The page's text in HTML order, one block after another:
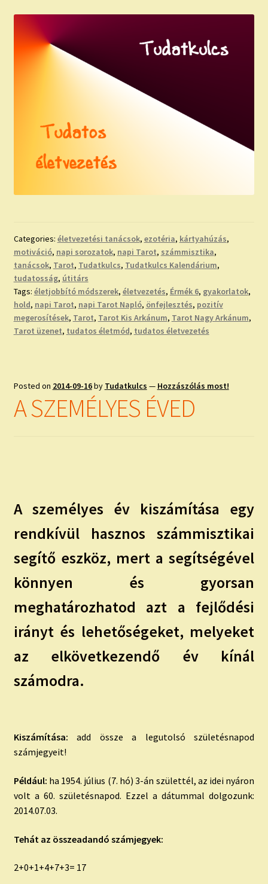
Categories: életvezetési tanácsok, ezotéria, kártyahúzás,
motiváció, napi sorozatok, napi Tarot, számmisztika,
tanácsok, Tarot, Tudatkulcs, Tudatkulcs Kalendárium,
tudatosság, útitárs
Tags: életjobbító módszerek, életvezetés, Érmék 6, gyakorlatok,
hold, napi Tarot, napi Tarot Napló, önfejlesztés, pozitív
megerosítések, Tarot, Tarot Kis Arkánum, Tarot Nagy Arkánum,
Tarot üzenet, tudatos életmód, tudatos életvezetés
Posted on 2014-09-16by Tudatkulcs — Hozzászólás most!
A SZEMÉLYES ÉVED
A személyes év kiszámítása egy
rendkívül hasznos számmisztikai
segítő eszköz, mert a segítségével
könnyen és gyorsan
meghatározhatod azt a fejlődési
irányt és lehetőségeket, melyeket
az elkövetkezendő év kínál
számodra.
Kiszámítása: add össze a legutolsó születésnapod
számjegyeit!
Például: ha 1954. július (7. hó) 3-án születtél, az idei nyáron
volt a 60. születésnapod. Ezzel a dátummal dolgozunk:
2014.07.03.
Tehát az összeadandó számjegyek:
2+0+1+4+7+3= 17